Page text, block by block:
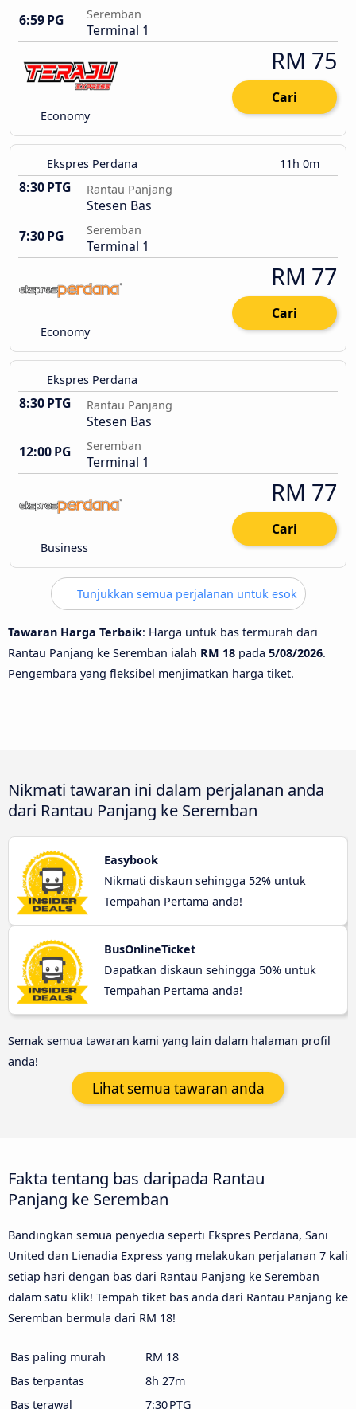
6:59 PG
Seremban
Terminal 1
Economy
RM 75
Cari
Ekspres Perdana 11h 0m
8:30 PTG Rantau Panjang
Stesen Bas
7:30 PG
Seremban
Terminal 1
Economy
RM 77
Cari
Ekspres Perdana
8:30 PTG Rantau Panjang
Stesen Bas
12:00 PG
Seremban
Terminal 1
Business
RM 77
Cari
Tunjukkan semua perjalanan untuk esok
Tawaran Harga Terbaik: Harga untuk bas termurah dari
Rantau Panjang ke Seremban ialah RM 18 pada 5/08/2026.
Pengembara yang fleksibel menjimatkan harga tiket.
Nikmati tawaran ini dalam perjalanan anda
dari Rantau Panjang ke Seremban
Easybook
Nikmati diskaun sehingga 52% untuk
Tempahan Pertama anda!
BusOnlineTicket
Dapatkan diskaun sehingga 50% untuk
Tempahan Pertama anda!
Semak semua tawaran kami yang lain dalam halaman profil
anda!
Lihat semua tawaran anda
Fakta tentang bas daripada Rantau
Panjang ke Seremban
Bandingkan semua penyedia seperti Ekspres Perdana, Sani
United dan Lienadia Express yang melakukan perjalanan 7 kali
setiap hari dengan bas dari Rantau Panjang ke Seremban
dalam satu klik! Tempah tiket bas anda dari Rantau Panjang ke
Seremban bermula dari RM 18!
Bas paling murah
RM 18
Bas terpantas
8h 27m
Bas terawal
7:30 PTG